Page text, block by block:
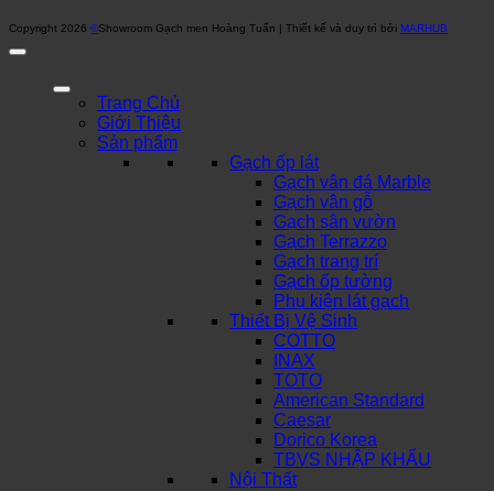
Copyright 2026 ©Showroom Gạch men Hoàng Tuấn | Thiết kế và duy trì bởi MARHUB
Trang Chủ
Giới Thiệu
Sản phẩm
Gạch ốp lát
Gạch vân đá Marble
Gạch vân gỗ
Gạch sân vườn
Gạch Terrazzo
Gạch trang trí
Gạch ốp tường
Phụ kiện lát gạch
Thiết Bị Vệ Sinh
COTTO
INAX
TOTO
American Standard
Caesar
Dorico Korea
TBVS NHẬP KHẨU
Nội Thất